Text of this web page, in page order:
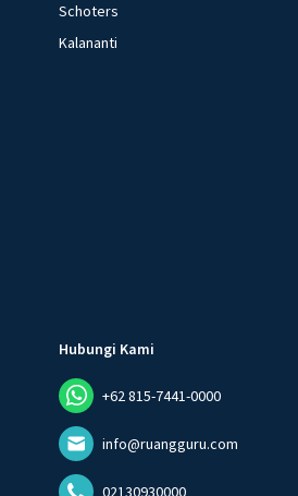
Schoters
Kalananti
Hubungi Kami
+62 815-7441-0000
info@ruangguru.com
02130930000